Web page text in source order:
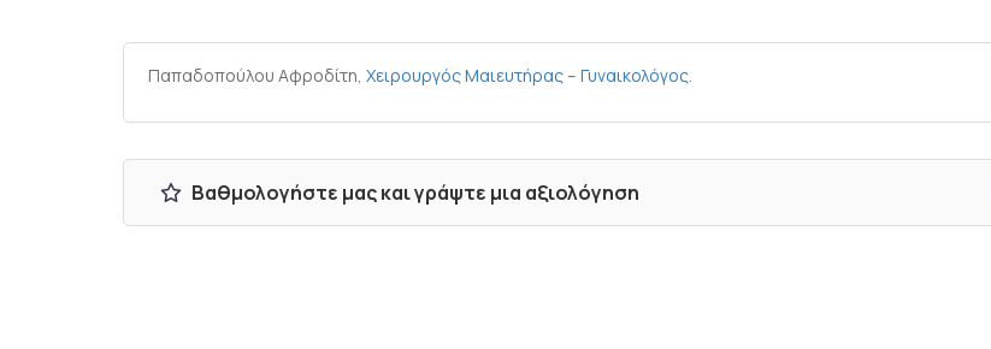
Παπαδοπούλου Αφροδίτη, Χειρουργός Μαιευτήρας – Γυναικολόγος.
Βαθμολογήστε μας και γράψτε μια αξιολόγηση